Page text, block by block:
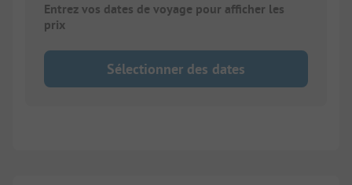
Entrez vos dates de voyage pour afficher les
prix
Sélectionner des dates